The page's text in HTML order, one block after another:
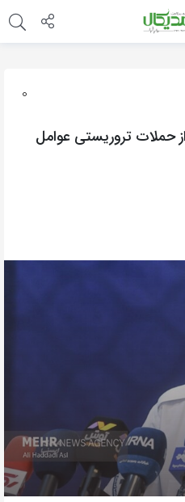
0
حملات تروریستی عوامل